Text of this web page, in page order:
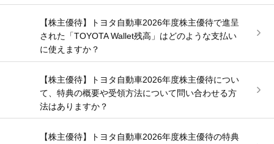
【株主優待】トヨタ自動車2026年度株主優待で進呈
された「TOYOTA Wallet残高」はどのような支払い
に使えますか？
【株主優待】トヨタ自動車2026年度株主優待につい
て、特典の概要や受領方法について問い合わせる方
法はありますか？
【株主優待】トヨタ自動車2026年度株主優待の特典